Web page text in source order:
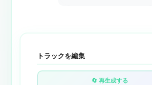
トラックを編集
🔄 再生成する